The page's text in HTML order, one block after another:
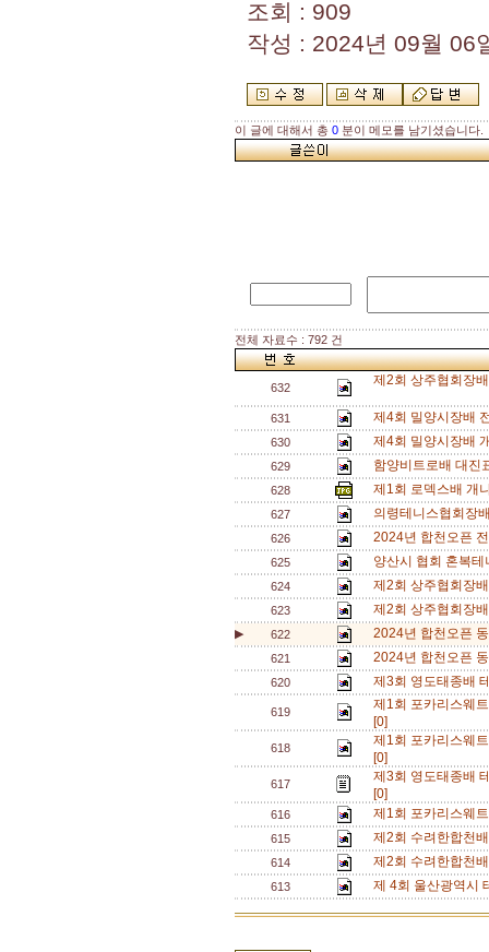
조회 : 909
작성 : 2024년 09월 06
이 글에 대해서 총 0 분이 메모를 남기셨습니다.
전체 자료수 : 792 건
632 제2회 상주협회장
631 제4회 밀양시장배
630 제4회 밀양시장배
629 함양비트로배 대
628 제1회 로덱스배 개
627 의령테니스협회장
626 2024년 합천오픈
625 양산시 협회 혼복
624 제2회 상주협회장
623 제2회 상주협회장
▶ 622 2024년 합천오픈
621 2024년 합천오픈
620 제3회 영도태종배
619
제1회 포카리스웨
[0]
618
제1회 포카리스웨
[0]
617
제3회 영도태종배
[0]
616 제1회 포카리스웨
615 제2회 수려한합천
614 제2회 수려한합천
613 제 4회 울산광역시